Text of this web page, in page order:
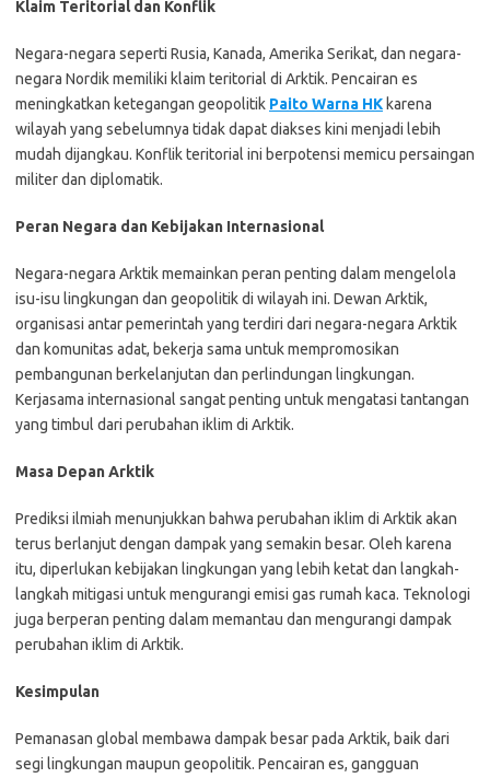
Klaim Teritorial dan Konflik
Negara-negara seperti Rusia, Kanada, Amerika Serikat, dan negara-
negara Nordik memiliki klaim teritorial di Arktik. Pencairan es
meningkatkan ketegangan geopolitik Paito Warna HK karena
wilayah yang sebelumnya tidak dapat diakses kini menjadi lebih
mudah dijangkau. Konflik teritorial ini berpotensi memicu persaingan
militer dan diplomatik.
Peran Negara dan Kebijakan Internasional
Negara-negara Arktik memainkan peran penting dalam mengelola
isu-isu lingkungan dan geopolitik di wilayah ini. Dewan Arktik,
organisasi antar pemerintah yang terdiri dari negara-negara Arktik
dan komunitas adat, bekerja sama untuk mempromosikan
pembangunan berkelanjutan dan perlindungan lingkungan.
Kerjasama internasional sangat penting untuk mengatasi tantangan
yang timbul dari perubahan iklim di Arktik.
Masa Depan Arktik
Prediksi ilmiah menunjukkan bahwa perubahan iklim di Arktik akan
terus berlanjut dengan dampak yang semakin besar. Oleh karena
itu, diperlukan kebijakan lingkungan yang lebih ketat dan langkah-
langkah mitigasi untuk mengurangi emisi gas rumah kaca. Teknologi
juga berperan penting dalam memantau dan mengurangi dampak
perubahan iklim di Arktik.
Kesimpulan
Pemanasan global membawa dampak besar pada Arktik, baik dari
segi lingkungan maupun geopolitik. Pencairan es, gangguan